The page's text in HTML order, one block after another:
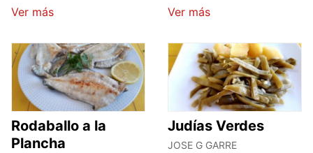
Ver más
Ver más
Rodaballo a la
Plancha
Judías Verdes
JOSE G GARRE